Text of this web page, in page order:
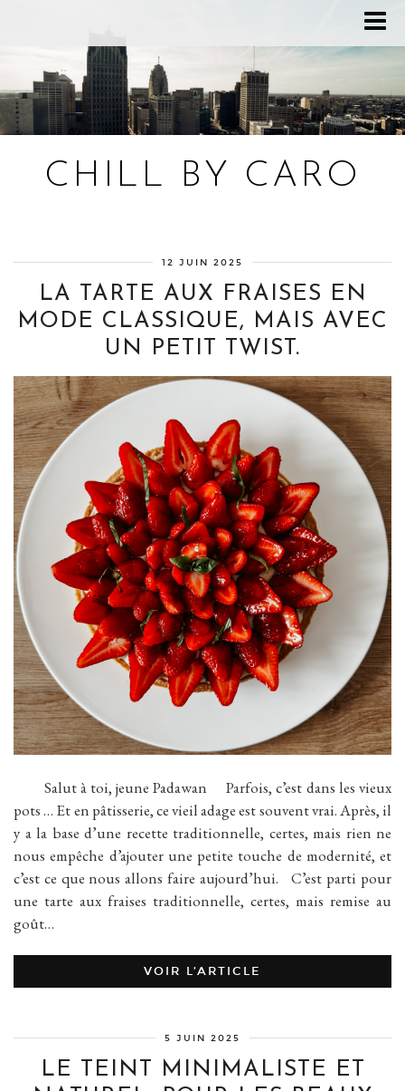
CHILL BY CARO
12 JUIN 2025
LA TARTE AUX FRAISES EN
MODE CLASSIQUE, MAIS AVEC
UN PETIT TWIST.
Salut à toi, jeune Padawan Parfois, c’est dans les vieux
pots … Et en pâtisserie, ce vieil adage est souvent vrai. Après, il
y a la base d’une recette traditionnelle, certes, mais rien ne
nous empêche d’ajouter une petite touche de modernité, et
c’est ce que nous allons faire aujourd’hui. C’est parti pour
une tarte aux fraises traditionnelle, certes, mais remise au
goût…
VOIR L’ARTICLE
5 JUIN 2025
LE TEINT MINIMALISTE ET